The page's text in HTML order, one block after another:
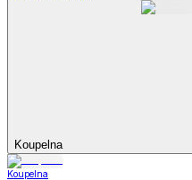
Koupelna
Koupelna